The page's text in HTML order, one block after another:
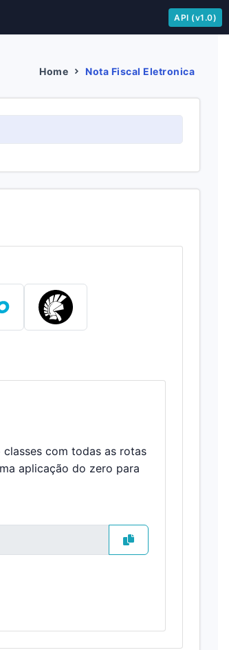
API (v1.0)
Home Nota Fiscal Eletronica
com todas as rotas
aplicação do zero para